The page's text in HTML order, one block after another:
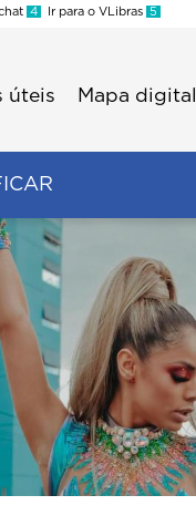
4 Ir para o VLibras 5
úteis Mapa digital